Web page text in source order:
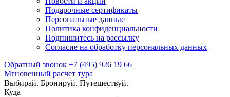
Подарочные сертификаты
Персональные данные
Политика конфиденциальности
Подпишитесь на рассылку
Согласие на обработку персональных данных
Обратный звонок +7 (495) 926 19 66
Мгновенный расчет тура
Выбирай. Бронируй. Путешествуй.
Куда